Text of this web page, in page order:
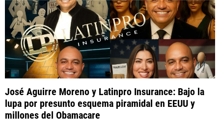
José Aguirre Moreno y Latinpro Insurance: Bajo la
lupa por presunto esquema piramidal en EEUU y
millones del Obamacare